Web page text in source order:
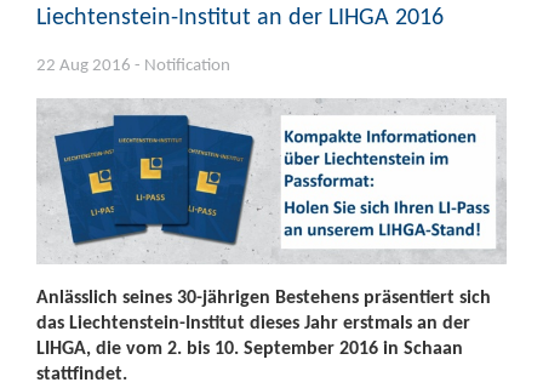
Liechtenstein-Institut an der LIHGA 2016
22 Aug 2016 - Notification
Anlässlich seines 30-jährigen Bestehens präsentiert sich
das Liechtenstein-Institut dieses Jahr erstmals an der
LIHGA, die vom 2. bis 10. September 2016 in Schaan
stattfindet.